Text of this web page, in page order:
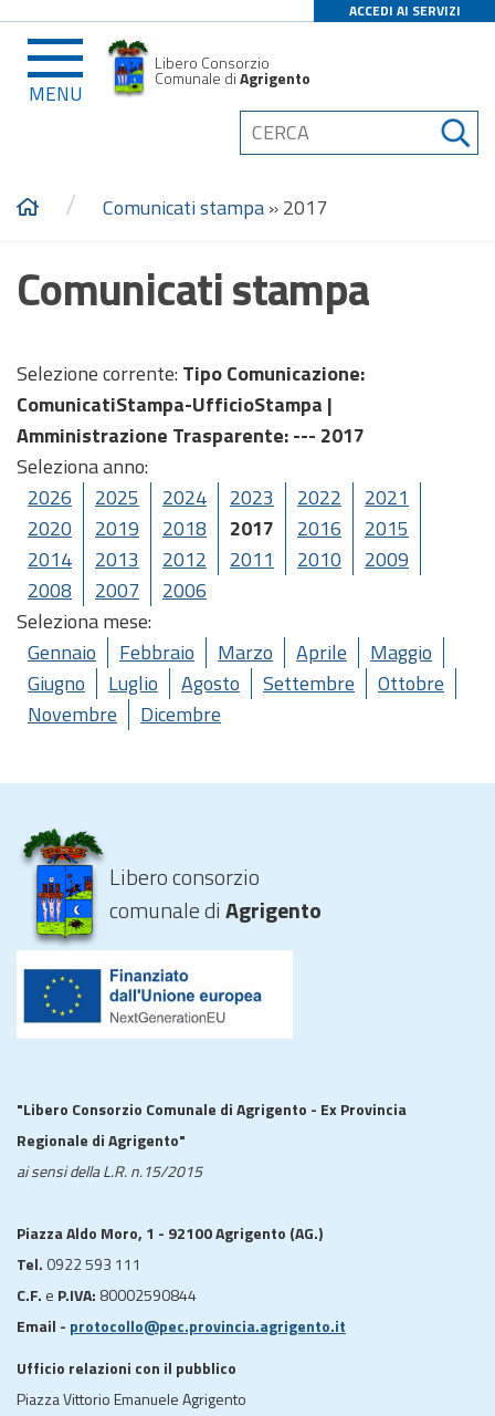
ACCEDI AI SERVIZI
MENU
Libero Consorzio
Comunale diAgrigento
/ Comunicati stampa»2017
Comunicati stampa
Selezione corrente: Tipo Comunicazione:
ComunicatiStampa-UfficioStampa |
Amministrazione Trasparente: --- 2017
Seleziona anno:
2026
2025 2024 2023 2022
2021
2020
2019 2018 2017 2016
2015
2014
2013 2012 2011 2010
2009
2008
2007
2006
Seleziona mese:
Gennaio
Febbraio Marzo Aprile
Maggio
Giugno
Luglio Agosto Settembre
Ottobre
Novembre
Dicembre
Libero consorzio
comunale diAgrigento
"Libero Consorzio Comunale di Agrigento - Ex Provincia
Regionale di Agrigento"
ai sensi della L.R. n.15/2015
Piazza Aldo Moro, 1 - 92100 Agrigento (AG.)
Tel. 0922 593 111
C.F. e P.IVA: 80002590844
Email - protocollo@pec.provincia.agrigento.it
Ufficio relazioni con il pubblico
Piazza Vittorio Emanuele Agrigento